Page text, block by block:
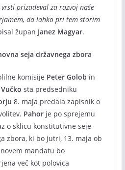
prizadeval za razvoj naše
da lahko pri tem storim
župan Janez Magyar.
seja državnega zbora
komisije Peter Golob in
sta predsedniku
8. maja predala zapisnik o
Pahorje po sprejemu
o sklicu konstitutivne seje
zbora, ki bo jutri, 13. maja ob
mandatu bo
več kot polovica